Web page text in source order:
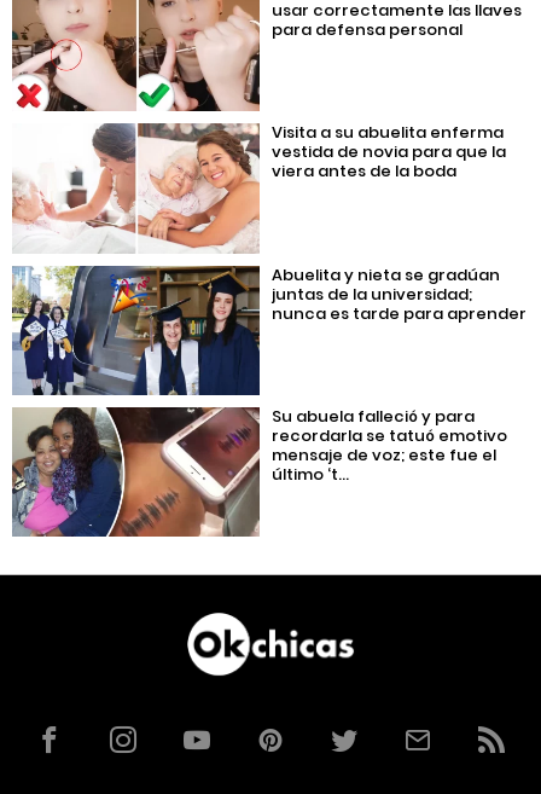
usar correctamente las llaves
para defensa personal
Visita a su abuelita enferma
vestida de novia para que la
viera antes de la boda
Abuelita y nieta se gradúan
juntas de la universidad;
nunca es tarde para aprender
Su abuela falleció y para
recordarla se tatuó emotivo
mensaje de voz; este fue el
último ‘t...
FacebookInstagramYouTubePinterestTwitterCorreoRSS